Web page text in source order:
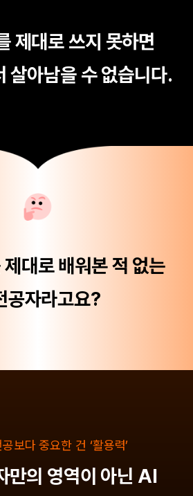
제대로 쓰지 못하면
살아남을 수 없습니다.
대로 배워본 적 없는
공자라고요?
보다 중요한 건 ‘활용력’
만의 영역이 아닌 AI